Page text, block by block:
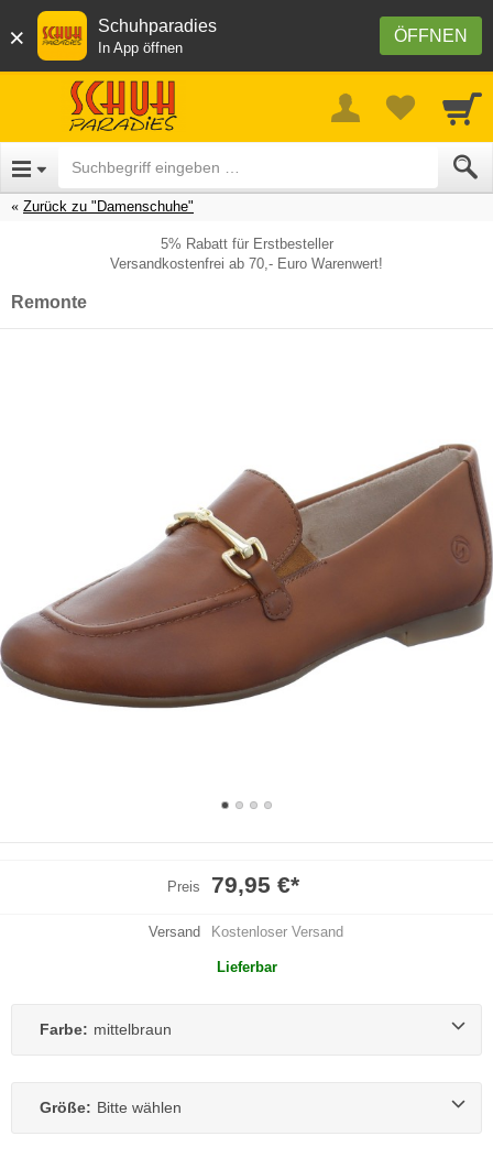
× ÖFFNEN
Schuhparadies
In App öffnen
Zurück zu "Damenschuhe"
5% Rabatt für Erstbesteller
Versandkostenfrei ab 70,- Euro Warenwert!
Remonte
Preis 79,95 €*
Versand Kostenloser Versand
Lieferbar
Farbe: mittelbraun
Größe: Bitte wählen